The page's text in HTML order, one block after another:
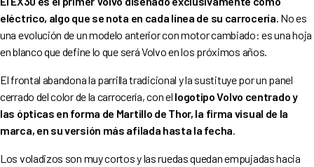
eléctrico, algo que se nota en cada línea de su carrocería. No es
una evolución de un modelo anterior con motor cambiado: es una hoja
en blanco que define lo que será Volvo en los próximos años.
El frontal abandona la parrilla tradicional y la sustituye por un panel
cerrado del color de la carrocería, con el logotipo Volvo centrado y
las ópticas en forma de Martillo de Thor, la firma visual de la
marca, en su versión más afilada hasta la fecha
Los voladizos son muy cortos y las ruedas quedan empujadas hacia